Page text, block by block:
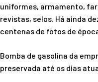
uniformes, armamento,
revistas, selos. Há ainda
centenas de fotos de
Bomba de gasolina da
preservada até os dias